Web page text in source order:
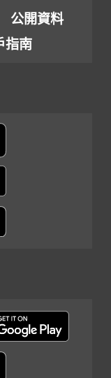
公開資料
指南